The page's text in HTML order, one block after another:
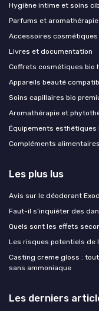
Hygiène intime et soins
Parfums et aromathérapie
Accessoires cosmétiques
Livres et documentation
Coffrets cosmétiques bio
Appareils beauté
Soins capillaires bio
Aromathérapie et
Équipements esthétiques
Compléments
Les plus lus
Avis sur le déodorant
Faut-il s’inquiéter des
Quels sont les effets
Les risques potentiels de
Casting creme gloss :
sans ammoniaque
Les derniers